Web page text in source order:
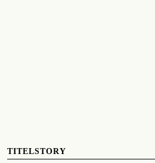
TITELSTORY